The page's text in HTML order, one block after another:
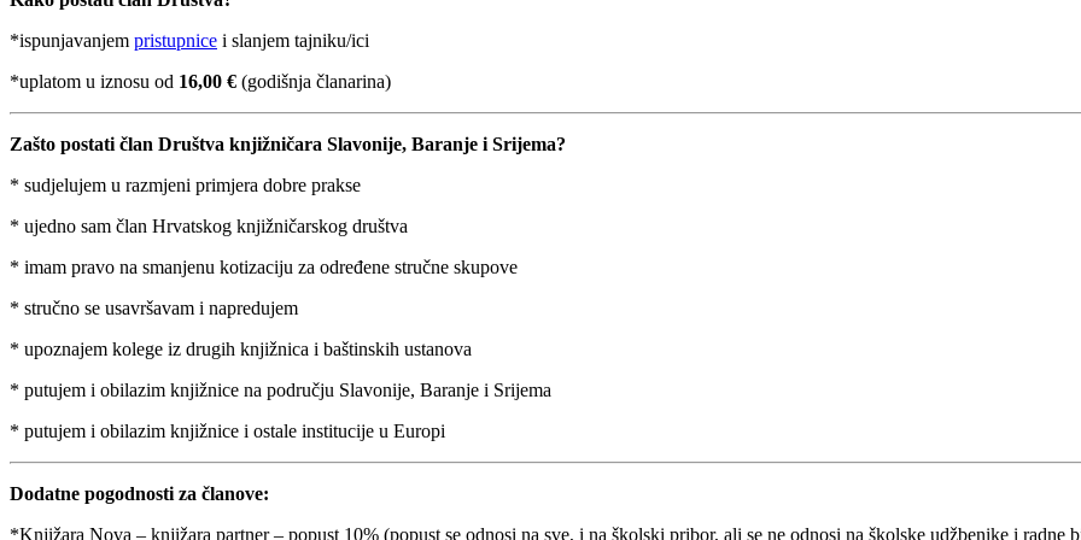
*ispunjavanjem pristupnice i slanjem tajniku/ici
*uplatom u iznosu od 16,00 € (godišnja članarina)
Zašto postati član Društva knjižničara Slavonije, Baranje i Srijema?
* sudjelujem u razmjeni primjera dobre prakse
* ujedno sam član Hrvatskog knjižničarskog društva
* imam pravo na smanjenu kotizaciju za određene stručne skupove
* stručno se usavršavam i napredujem
* upoznajem kolege iz drugih knjižnica i baštinskih ustanova
* putujem i obilazim knjižnice na području Slavonije, Baranje i Srijema
* putujem i obilazim knjižnice i ostale institucije u Europi
Dodatne pogodnosti za članove:
*Knjižara Nova – knjižara partner – popust 10% (popust se odnosi na sve, i na školski pribor, ali se ne odnosi na školske udžbenike i radne